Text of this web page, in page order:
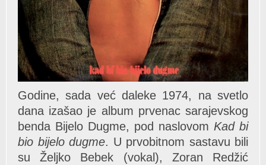
Godine, sada već daleke 1974, na svetlo
dana izašao je album prvenac sarajevskog
benda Bijelo Dugme, pod naslovom Kad bi
bio bijelo dugme. U prvobitnom sastavu bili
su Željko Bebek (vokal), Zoran Redžić